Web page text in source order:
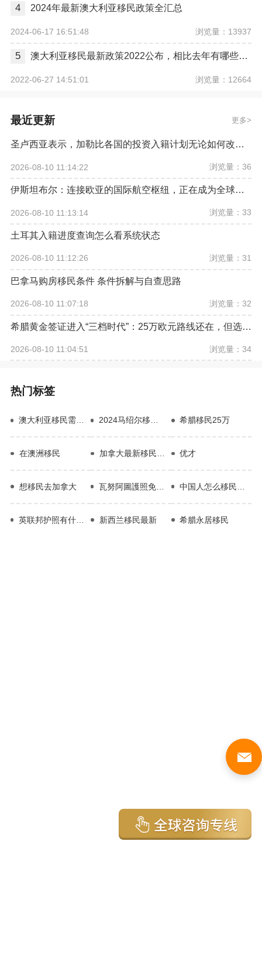
4 2024年最新澳大利亚移民政策全汇总
2024-06-17 16:51:48 浏览量：13937
5 澳大利亚移民最新政策2022公布，相比去年有哪些变化
2022-06-27 14:51:01 浏览量：12664
最近更新 更多
圣卢西亚表示，加勒比各国的投资入籍计划无论如何改革，欧盟都希望将其彻底取缔
2026-08-10 11:14:22 浏览量：36
伊斯坦布尔：连接欧亚的国际航空枢纽，正在成为全球资产配置新坐标
2026-08-10 11:13:14 浏览量：33
土耳其入籍进度查询怎么看系统状态
2026-08-10 11:12:26 浏览量：31
巴拿马购房移民条件 条件拆解与自查思路
2026-08-10 11:07:18 浏览量：32
希腊黄金签证进入“三档时代”：25万欧元路线还在，但选房逻辑已经改变
2026-08-10 11:04:51 浏览量：34
热门标签
澳大利亚移民需要什么 希腊移民25万
在澳洲移民 优才
想移民去加拿大 瓦努阿圖護照免簽證國家
英联邦护照有什么好处 新西兰移民最新 ​希腊永居移民